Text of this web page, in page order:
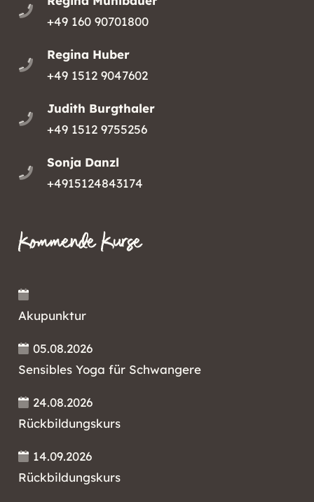
+49 160 90701800
Regina Huber
+49 1512 9047602
Judith Burgthaler
+49 1512 9755256
Sonja Danzl
+4915124843174
Kommende Kurse
Akupunktur
05.08.2026
Sensibles Yoga für Schwangere
24.08.2026
Rückbildungskurs
14.09.2026
Rückbildungskurs